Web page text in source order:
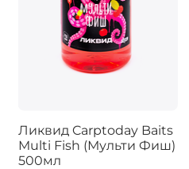
Ликвид Carptoday Baits
Multi Fish (Мульти Фиш)
500мл